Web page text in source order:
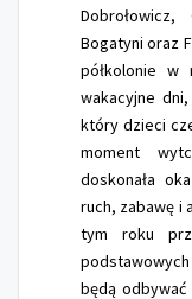
Bogatyni oraz
półkolonie w
wakacyjne
który dzieci
moment
doskonała
ruch, zabawę i
tym roku
będą